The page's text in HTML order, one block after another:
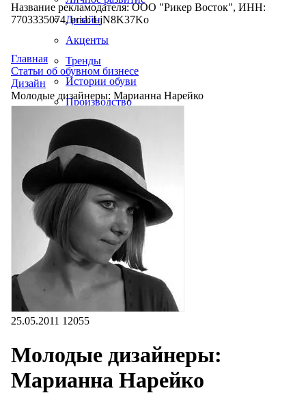
Дизайн
Акценты
Тренды
Истории обуви
Производство
Название рекламодателя: ООО "Рикер Восток", ИНН:
7703335074, erid: LjN8K37Ko
Главная
Статьи об обувном бизнесе
Дизайн
Молодые дизайнеры: Марианна Нарейко
25.05.2011 12055
Молодые дизайнеры:
Марианна Нарейко